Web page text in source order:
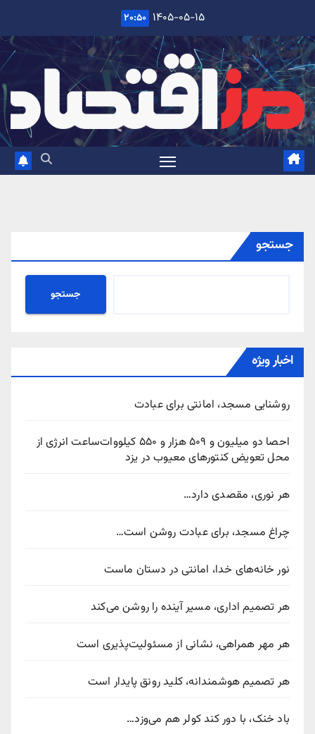
content
۱۴۰۵-۰۵-۱۵ ۲۰:۵۰
جستجو
جستجو
اخبار ویژه
روشنایی مسجد، امانتی برای عبادت
احصا دو میلیون و ۵۰۹ هزار و ۵۵۰ کیلووات‌ساعت انرژی از
محل تعویض کنتورهای معیوب در یزد
هر نوری، مقصدی دارد…
چراغ مسجد، برای عبادت روشن است…
نور خانه‌های خدا، امانتی در دستان ماست
هر تصمیم اداری، مسیر آینده را روشن می‌کند
هر مهر همراهی، نشانی از مسئولیت‌پذیری است
هر تصمیم هوشمندانه، کلید رونق پایدار است
باد خنک، با دور کند کولر هم می‌وزد…